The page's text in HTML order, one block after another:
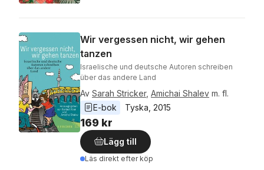
Wir vergessen nicht, wir gehen
tanzen
Israelische und deutsche Autoren schreiben
über das andere Land
Av Sarah Stricker, Amichai Shalev m. fl.
E-bok
Tyska 2015
169 kr
Lägg till
Läs direkt efter köp